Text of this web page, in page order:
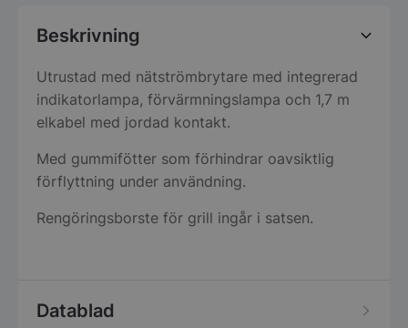
Beskrivning
Utrustad med nätströmbrytare med integrerad
indikatorlampa, förvärmningslampa och 1,7 m
elkabel med jordad kontakt.
Med gummifötter som förhindrar oavsiktlig
förflyttning under användning.
Rengöringsborste för grill ingår i satsen.
Datablad